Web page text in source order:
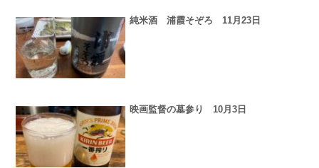
純米酒 浦霞そぞろ 11月23日
映画監督の墓参り 10月3日